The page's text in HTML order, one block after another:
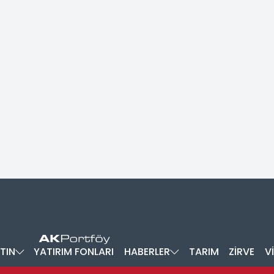
YATIRIM FONLARI HABERLER TARIM ZİRVE